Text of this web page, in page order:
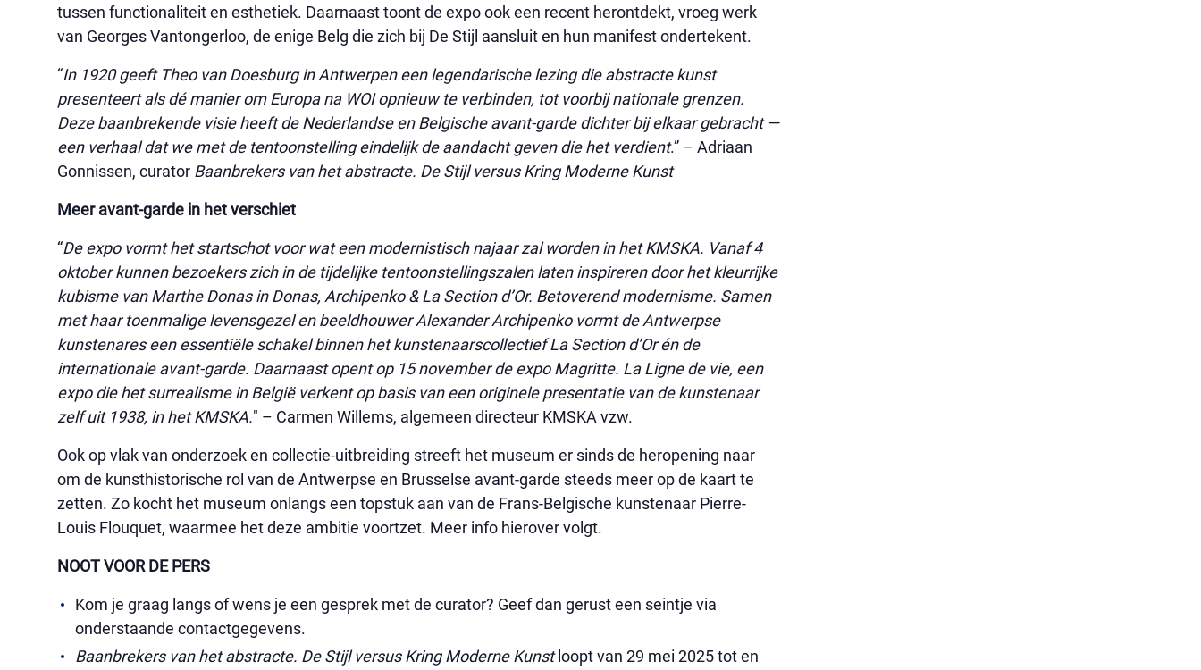
tussen functionaliteit en esthetiek. Daarnaast toont de expo ook een recent herontdekt, vroeg werk
van Georges Vantongerloo, de enige Belg die zich bij De Stijl aansluit en hun manifest ondertekent.
“In 1920 geeft Theo van Doesburg in Antwerpen een legendarische lezing die abstracte kunst
presenteert als dé manier om Europa na WOI opnieuw te verbinden, tot voorbij nationale grenzen.
Deze baanbrekende visie heeft de Nederlandse en Belgische avant-garde dichter bij elkaar gebracht —
een verhaal dat we met de tentoonstelling eindelijk de aandacht geven die het verdient.” – Adriaan
Gonnissen, curator Baanbrekers van het abstracte. De Stijl versus Kring Moderne Kunst
Meer avant-garde in het verschiet
“De expo vormt het startschot voor wat een modernistisch najaar zal worden in het KMSKA. Vanaf 4
oktober kunnen bezoekers zich in de tijdelijke tentoonstellingszalen laten inspireren door het kleurrijke
kubisme van Marthe Donas in Donas, Archipenko & La Section d’Or. Betoverend modernisme. Samen
met haar toenmalige levensgezel en beeldhouwer Alexander Archipenko vormt de Antwerpse
kunstenares een essentiële schakel binnen het kunstenaarscollectief La Section d’Or én de
internationale avant-garde. Daarnaast opent op 15 november de expo Magritte. La Ligne de vie, een
expo die het surrealisme in België verkent op basis van een originele presentatie van de kunstenaar
zelf uit 1938, in het KMSKA." – Carmen Willems, algemeen directeur KMSKA vzw.
Ook op vlak van onderzoek en collectie-uitbreiding streeft het museum er sinds de heropening naar
om de kunsthistorische rol van de Antwerpse en Brusselse avant-garde steeds meer op de kaart te
zetten. Zo kocht het museum onlangs een topstuk aan van de Frans-Belgische kunstenaar Pierre-
Louis Flouquet, waarmee het deze ambitie voortzet. Meer info hierover volgt.
NOOT VOOR DE PERS
Kom je graag langs of wens je een gesprek met de curator? Geef dan gerust een seintje via
onderstaande contactgegevens.
Baanbrekers van het abstracte. De Stijl versus Kring Moderne Kunstloopt van 29 mei 2025 tot en